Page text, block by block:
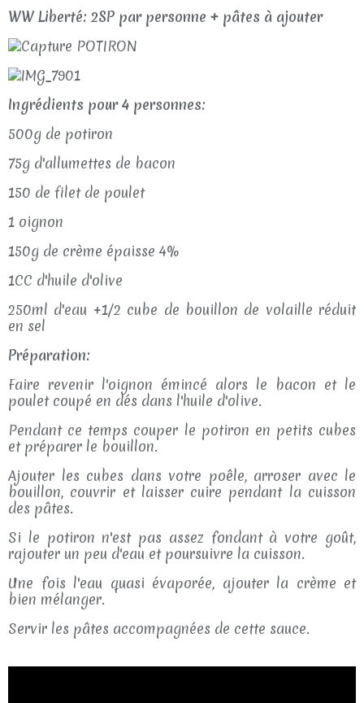
WW Liberté: 2SP par personne + pâtes à ajouter
Ingrédients pour 4 personnes:
500g de potiron
75g d'allumettes de bacon
150 de filet de poulet
1 oignon
150g de crème épaisse 4%
1CC d'huile d'olive
250ml d'eau +1/2 cube de bouillon de volaille réduit
en sel
Préparation:
Faire revenir l'oignon émincé alors le bacon et le
poulet coupé en dés dans l'huile d'olive.
Pendant ce temps couper le potiron en petits cubes
et préparer le bouillon.
Ajouter les cubes dans votre poêle, arroser avec le
bouillon, couvrir et laisser cuire pendant la cuisson
des pâtes.
Si le potiron n'est pas assez fondant à votre goût,
rajouter un peu d'eau et poursuivre la cuisson.
Une fois l'eau quasi évaporée, ajouter la crème et
bien mélanger.
Servir les pâtes accompagnées de cette sauce.